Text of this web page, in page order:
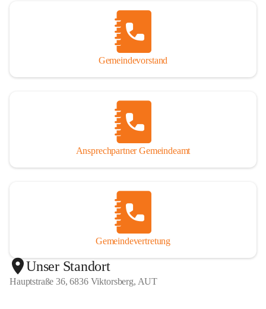
Gemeindevorstand
Ansprechpartner Gemeindeamt
Gemeindevertretung
Unser Standort
Hauptstraße 36, 6836 Viktorsberg, AUT